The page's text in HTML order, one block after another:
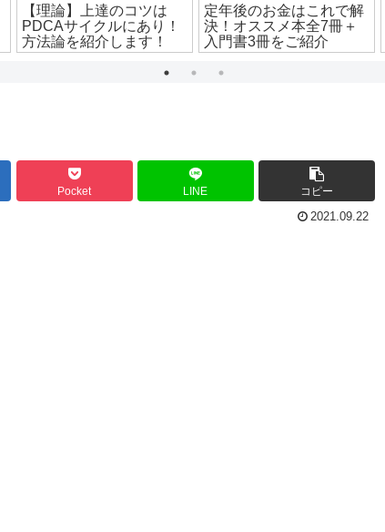
【理論】上達のコツは
PDCAサイクルにあり！
方法論を紹介します！
定年後のお金はこれで解
決！オススメ本全7冊＋
入門書3冊をご紹介
Pocket LINE コピー
2021.09.22